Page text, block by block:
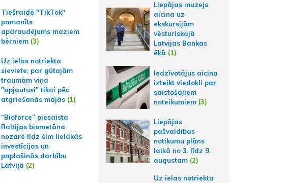
Tiešraidē "TikTok"
pamanīts
apdraudējums maziem
bērniem(3)
Uz ielas notriekta
sieviete; par gūtajām
traumām viņa
"apjautusi" tikai pēc
atgriešanās mājās(1)
“Bioforce” piesaista
Baltijas biometāna
nozarē līdz šim lielākās
investīcijas un
paplašinās darbību
Latvijā (2)
Liepājas muzejs
aicina uz
ekskursijām
vēsturiskajā
Latvijas Bankas
ēkā (1)
Iedzīvotājus aicina
izteikt viedokli par
saistošajiem
noteikumiem (3)
Liepājas
pašvaldības
notikumu plāns
laikā no 3. līdz 9.
augustam (2)
Uz ielas notriekta